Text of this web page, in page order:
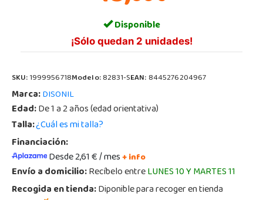
Disponible
¡Sólo quedan 2 unidades!
SKU:1999956718Modelo:82831-SEAN:8445276204967
Marca:DISONIL
Edad:De 1 a 2 años (edad orientativa)
Talla:¿Cuál es mi talla?
Financiación:
Desde 2,61 € / mes+ info
Envío a domicilio:Recíbelo entreLUNES 10 Y MARTES 11
Recogida en tienda:Diponible para recoger en tienda